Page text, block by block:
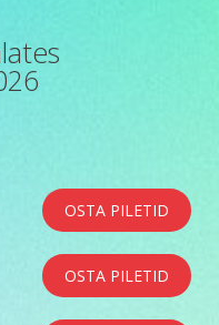
OSTA PILETID
OSTA PILETID